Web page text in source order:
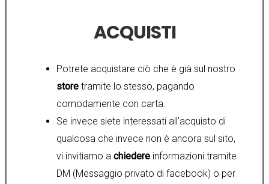
ACQUISTI
Potrete acquistare ciò che è già sul nostro
storetramite lo stesso, pagando
comodamente con carta.
Se invece siete interessati all’acquisto di
qualcosa che invece non è ancora sul sito,
vi invitiamo a chiedereinformazioni tramite
DM (Messaggio privato di facebook) o per